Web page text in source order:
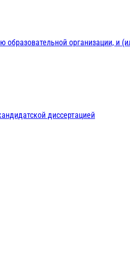
организации, и
диссертацией